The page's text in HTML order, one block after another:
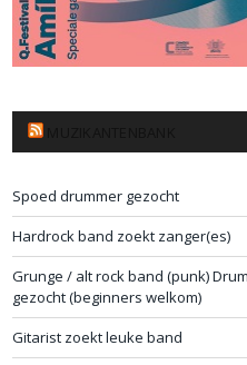
Spoed drummer gezocht
Hardrock band zoekt zanger(es)
Grunge / alt rock band (punk)
gezocht (beginners welkom)
Gitarist zoekt leuke band